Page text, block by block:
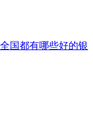
国都有哪些好的银